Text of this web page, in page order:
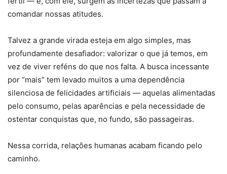
comandar nossas atitudes.
Talvez a grande virada esteja em algo simples, mas
profundamente desafiador: valorizar o que já temos, em
vez de viver reféns do que nos falta. A busca incessante
por “mais” tem levado muitos a uma dependência
silenciosa de felicidades artificiais — aquelas alimentadas
pelo consumo, pelas aparências e pela necessidade de
ostentar conquistas que, no fundo, são passageiras.
Nessa corrida, relações humanas acabam ficando pelo
caminho.